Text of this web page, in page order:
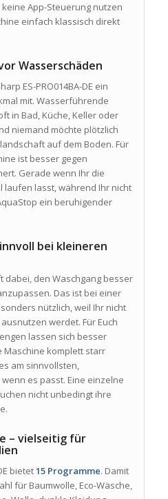
App-Steuerung nutzen
einfach klassisch direkt
Wasserschäden
ES-PRO014BA-DE ein
mit. Wasserführende
in Bad, Küche, Keller oder
niemand möchte plötzlich
auf dem Boden. Für
ist besser gegen
Gerade wenn Ihr die
laufen lasst, während Ihr nicht
ein beruhigender
bei kleineren
dabei, den Waschgang besser
Das ist bei einer
nützlich, weil Ihr nicht
werdet. Für Euch
lassen sich besser
komplett starr
am sinnvollsten,
es passt. Eine einzelne
nicht unbedingt ihre
– vielseitig für
bietet15 Programme. Damit
für Baumwolle, Eco-Wäsche,